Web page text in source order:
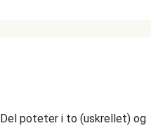
poteter i to (uskrellet) og